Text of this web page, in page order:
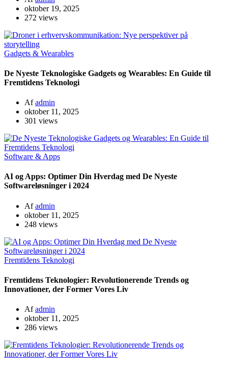
oktober 19, 2025
272 views
Gadgets & Wearables
De Nyeste Teknologiske Gadgets og Wearables: En Guide til
Fremtidens Teknologi
Afadmin
oktober 11, 2025
301 views
Software & Apps
AI og Apps: Optimer Din Hverdag med De Nyeste
Softwareløsninger i 2024
Afadmin
oktober 11, 2025
248 views
Fremtidens Teknologi
Fremtidens Teknologier: Revolutionerende Trends og
Innovationer, der Former Vores Liv
Afadmin
oktober 11, 2025
286 views